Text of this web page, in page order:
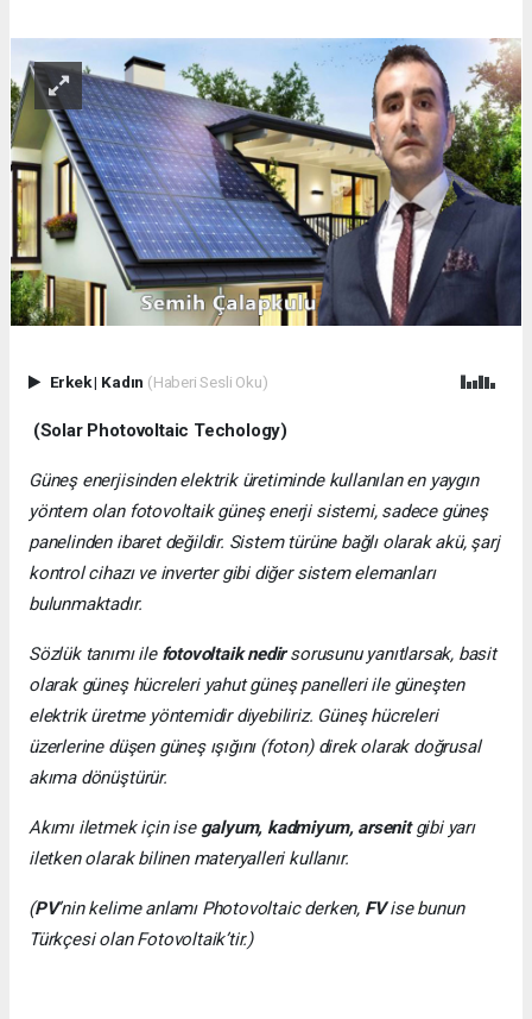
Erkek| Kadın (Haberi Sesli Oku)
(Solar Photovoltaic Techology)
Güneş enerjisinden elektrik üretiminde kullanılan en yaygın
yöntem olan fotovoltaik güneş enerji sistemi, sadece güneş
panelinden ibaret değildir. Sistem türüne bağlı olarak akü, şarj
kontrol cihazı ve inverter gibi diğer sistem elemanları
bulunmaktadır.
Sözlük tanımı ile fotovoltaik nedirsorusunu yanıtlarsak, basit
olarak güneş hücreleri yahut güneş panelleri ile güneşten
elektrik üretme yöntemidir diyebiliriz. Güneş hücreleri
üzerlerine düşen güneş ışığını (foton) direk olarak doğrusal
akıma dönüştürür.
Akımı iletmek için ise galyum, kadmiyum, arsenitgibi yarı
iletken olarak bilinen materyalleri kullanır.
(PV’nin kelime anlamı Photovoltaic derken, FVise bunun
Türkçesi olan Fotovoltaik’tir.)